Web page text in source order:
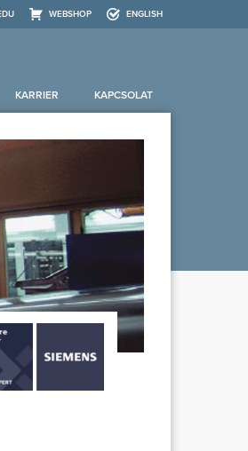
WEBSHOP ENGLISH
KARRIER KAPCSOLAT